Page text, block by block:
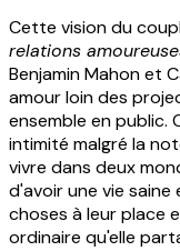
Cette vision du
relations
Benjamin Mahon et
amour loin des
ensemble en
intimité malgré la
vivre dans deux
d'avoir une vie saine
choses à leur place
ordinaire qu'elle